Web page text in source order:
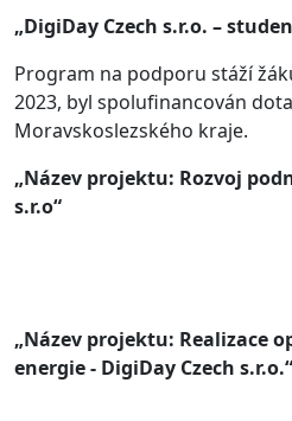
„DigiDay Czech s.r.o. –
Program na podporu stáží
2023, byl spolufinancován
Moravskoslezského kraje.
„Název projektu: Rozvoj
s.r.o“
„Název projektu: Realizace
energie - DigiDay Czech s.r.o.“